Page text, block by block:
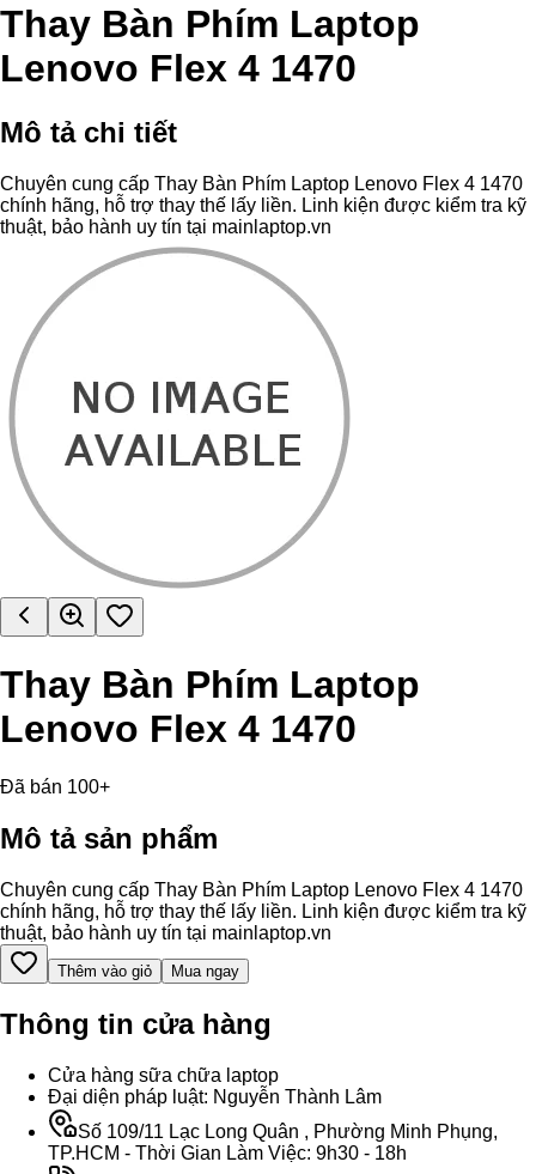
Thay Bàn Phím Laptop
Lenovo Flex 4 1470
Mô tả chi tiết
Chuyên cung cấp Thay Bàn Phím Laptop Lenovo Flex 4 1470
chính hãng, hỗ trợ thay thế lấy liền. Linh kiện được kiểm tra kỹ
thuật, bảo hành uy tín tại mainlaptop.vn
Thay Bàn Phím Laptop
Lenovo Flex 4 1470
Đã bán 100+
Mô tả sản phẩm
Chuyên cung cấp Thay Bàn Phím Laptop Lenovo Flex 4 1470
chính hãng, hỗ trợ thay thế lấy liền. Linh kiện được kiểm tra kỹ
thuật, bảo hành uy tín tại mainlaptop.vn
Thêm vào giỏ Mua ngay
Thông tin cửa hàng
Cửa hàng sữa chữa laptop
Đại diện pháp luật: Nguyễn Thành Lâm
Số 109/11 Lạc Long Quân , Phường Minh Phụng,
TP.HCM - Thời Gian Làm Việc: 9h30 - 18h